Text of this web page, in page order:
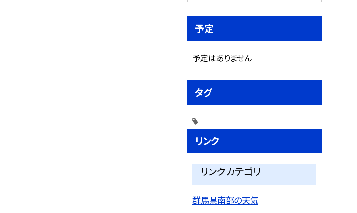
予定
予定はありません
タグ
リンク
リンクカテゴリ
群馬県南部の天気